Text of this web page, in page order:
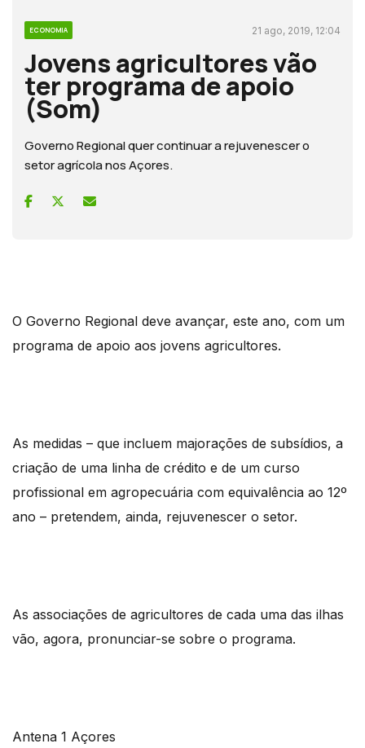
ECONOMIA 21 ago, 2019, 12:04
Jovens agricultores vão
ter programa de apoio
(Som)
Governo Regional quer continuar a rejuvenescer o
setor agrícola nos Açores.
O Governo Regional deve avançar, este ano, com um
programa de apoio aos jovens agricultores.
As medidas – que incluem majorações de subsídios, a
criação de uma linha de crédito e de um curso
profissional em agropecuária com equivalência ao 12º
ano – pretendem, ainda, rejuvenescer o setor.
As associações de agricultores de cada uma das ilhas
vão, agora, pronunciar-se sobre o programa.
Antena 1 Açores